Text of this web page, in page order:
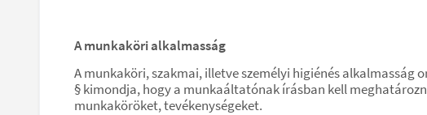
A munkaköri alkalmasság
A munkaköri, szakmai, illetve személyi higiénés alkalmasság
§ kimondja, hogy a munkaáltatónak írásban kell
munkaköröket, tevékenységeket.